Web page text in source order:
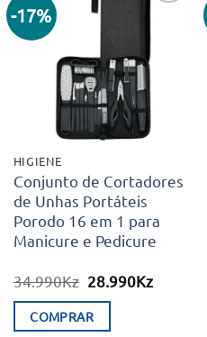
-17%
aos meus
desejos
HIGIENE
Conjunto de Cortadores
de Unhas Portáteis
Porodo 16 em 1 para
Manicure e Pedicure
34.990Kz O
original
era:
28.990KzO
COMPRAR